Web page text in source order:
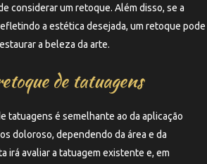
considerar um retoque. Além disso, se a
a estética desejada, um retoque pode
a beleza da arte.
de tatuagens
tatuagens é semelhante ao da aplicação
doloroso, dependendo da área e da
irá avaliar a tatuagem existente e, em